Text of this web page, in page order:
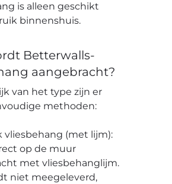
is alleen geschikt
binnenshuis.
Betterwalls-
aangebracht?
van het type zijn er
methoden:
vliesbehang (met lijm):
op de muur
met vliesbehanglijm.
niet meegeleverd,